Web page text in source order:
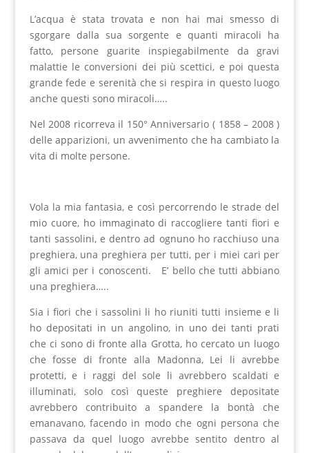
L’acqua è stata trovata e non hai mai smesso di
sgorgare dalla sua sorgente e quanti miracoli ha
fatto, persone guarite inspiegabilmente da gravi
malattie le conversioni dei più scettici, e poi questa
grande fede e serenità che si respira in questo luogo
anche questi sono miracoli…..
Nel 2008 ricorreva il 150° Anniversario ( 1858 – 2008 )
delle apparizioni, un avvenimento che ha cambiato la
vita di molte persone.
Vola la mia fantasia, e così percorrendo le strade del
mio cuore, ho immaginato di raccogliere tanti fiori e
tanti sassolini, e dentro ad ognuno ho racchiuso una
preghiera, una preghiera per tutti, per i miei cari per
gli amici per i conoscenti. E’ bello che tutti abbiano
una preghiera…..
Sia i fiori che i sassolini li ho riuniti tutti insieme e li
ho depositati in un angolino, in uno dei tanti prati
che ci sono di fronte alla Grotta, ho cercato un luogo
che fosse di fronte alla Madonna, Lei li avrebbe
protetti, e i raggi del sole li avrebbero scaldati e
illuminati, solo così queste preghiere depositate
avrebbero contribuito a spandere la bontà che
emanavano, facendo in modo che ogni persona che
passava da quel luogo avrebbe sentito dentro al